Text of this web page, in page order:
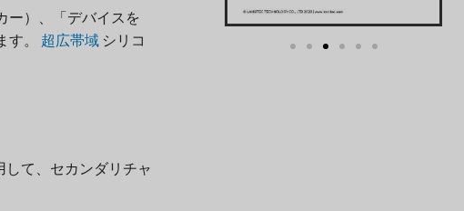
ー）、「デバイスを
。 超広帯域シリコ
て、セカンダリチャ